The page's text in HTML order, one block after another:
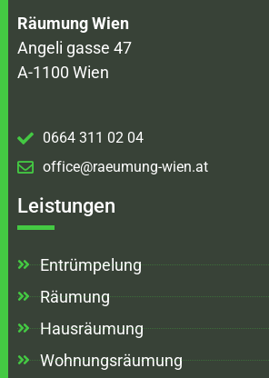
Räumung Wien
Angeli gasse 47
A-1100 Wien
0664 311 02 04
office@raeumung-wien.at
Leistungen
Entrümpelung
Räumung
Hausräumung
Wohnungsräumung